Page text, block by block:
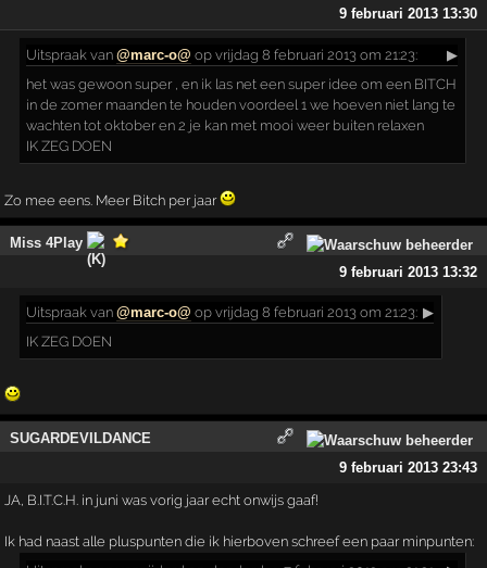
9 februari 2013 13:30
Uitspraak van@marc-o@ op vrijdag 8 februari 2013 om 21:23:
▶
het was gewoon super , en ik las net een super idee om een BITCH
in de zomer maanden te houden voordeel 1 we hoeven niet lang te
wachten tot oktober en 2 je kan met mooi weer buiten relaxen
IK ZEG DOEN
Zo mee eens. Meer Bitch per jaar
Miss 4Play
9 februari 2013 13:32
Uitspraak van@marc-o@ op vrijdag 8 februari 2013 om 21:23: ▶
IK ZEG DOEN
SUGARDEVILDANCE
9 februari 2013 23:43
JA, B.I.T.C.H. in juni was vorig jaar echt onwijs gaaf!
Ik had naast alle pluspunten die ik hierboven schreef een paar minpunten: